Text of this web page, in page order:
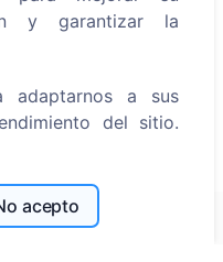
el país!
derechos reservados
condiciones.
y garantizar la
adaptarnos a sus
del sitio.
acepto